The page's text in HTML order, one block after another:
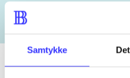
Samtykke